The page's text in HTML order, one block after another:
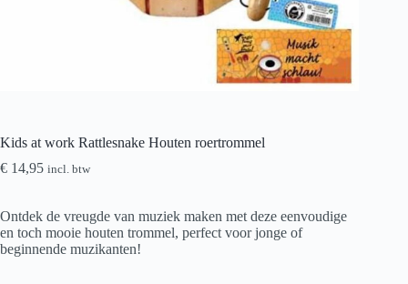
Kids at work Rattlesnake Houten roertrommel
€ 14,95 incl. btw
Ontdek de vreugde van muziek maken met deze eenvoudige
en toch mooie houten trommel, perfect voor jonge of
beginnende muzikanten!